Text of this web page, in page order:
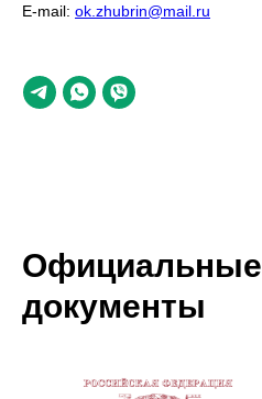
E-mail: ok.zhubrin@mail.ru
Официальные
документы